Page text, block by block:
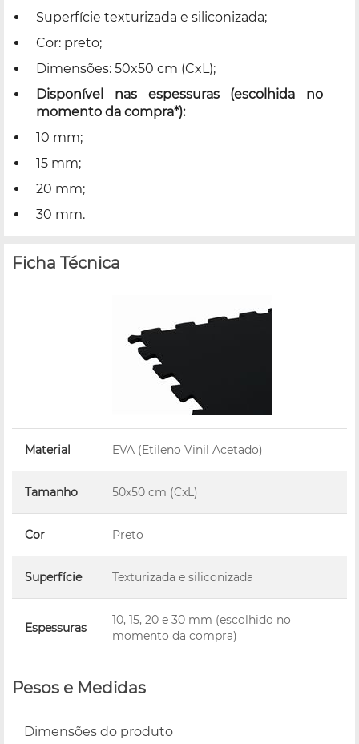
Superfície texturizada e siliconizada;
Cor: preto;
Dimensões: 50x50 cm (CxL);
Disponível nas espessuras (escolhida no
momento da compra*):
10 mm;
15 mm;
20 mm;
30 mm.
Ficha Técnica
Material EVA (Etileno Vinil Acetado)
Tamanho 50x50 cm (CxL)
Cor Preto
Superfície Texturizada e siliconizada
Espessuras
10, 15, 20 e 30 mm (escolhido no
momento da compra)
Pesos e Medidas
Dimensões do produto